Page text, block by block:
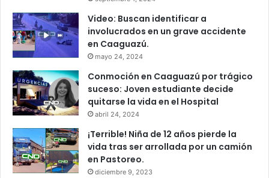
Video: Buscan identificar a
involucrados en un grave accidente
en Caaguazú.
mayo 24, 2024
Conmoción en Caaguazú por trágico
suceso: Joven estudiante decide
quitarse la vida en el Hospital
abril 24, 2024
¡Terrible! Niña de 12 años pierde la
vida tras ser arrollada por un camión
en Pastoreo.
diciembre 9, 2023